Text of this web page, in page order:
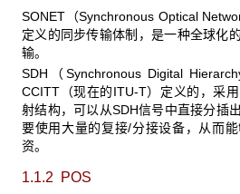
SONET （Synchronous Optical
定义的同步传输体制，是一种全球化
输。
SDH （Synchronous Digital
CCITT（现在的ITU-T）定义的，采
射结构，可以从SDH信号中直接分插
要使用大量的复接/分接设备，从而
资。
1.1.2 POS